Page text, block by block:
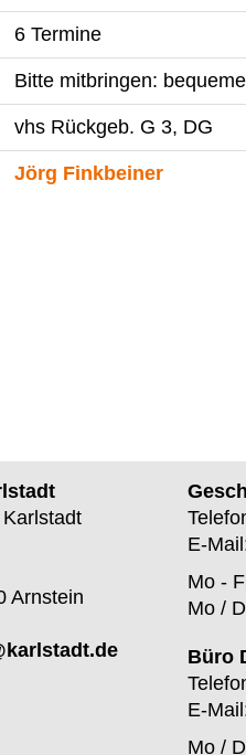
6 Termine
Bitte mitbringen:
vhs Rückgeb. G 3, DG
Jörg Finkbeiner
Arnstein
E-
Mo -
Mo /
Büro
E-
Mo /